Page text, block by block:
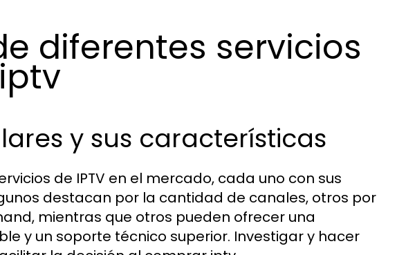
diferentes servicios
y sus características
de IPTV en el mercado, cada uno con sus
destacan por la cantidad de canales, otros por
mientras que otros pueden ofrecer una
y un soporte técnico superior. Investigar y hacer